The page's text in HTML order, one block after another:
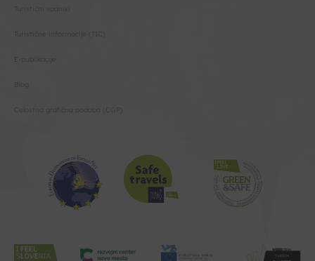
E-publikacije